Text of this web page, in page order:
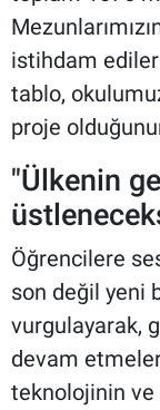
istihdam
tablo,
proje
"Ülkenin
Öğrencilere
son değil yeni
vurgulayarak,
devam
teknolojinin